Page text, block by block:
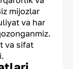
mijozlar
va har
va sifat